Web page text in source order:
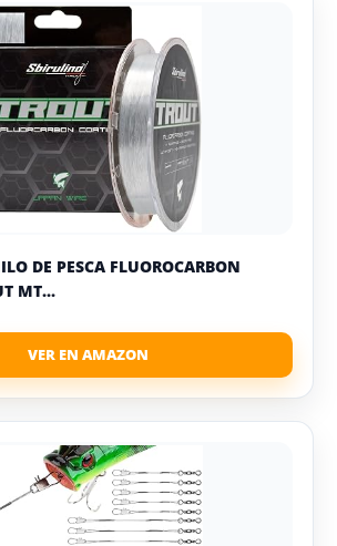
DE PESCA FLUOROCARBON
MT...